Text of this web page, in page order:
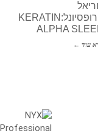
פרופסיונל:KERATIN
ALPHA
עוד ←